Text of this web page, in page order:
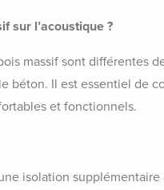
sur l’acoustique ?
massif sont différentes
béton. Il est essentiel de
et fonctionnels.
isolation